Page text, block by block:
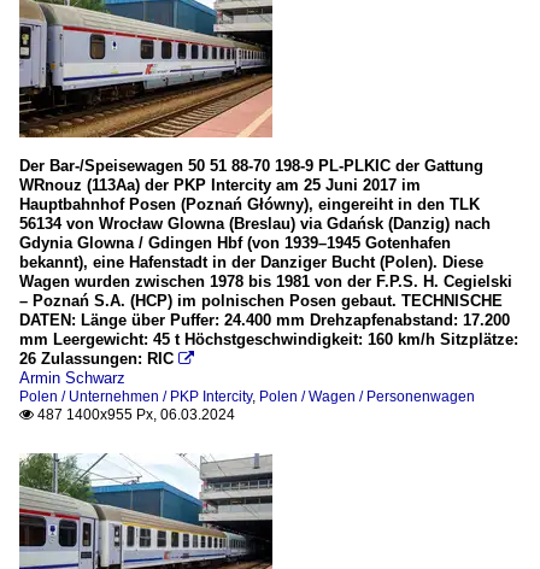
Der Bar-/Speisewagen 50 51 88-70 198-9 PL-PLKIC der Gattung
WRnouz (113Aa) der PKP Intercity am 25 Juni 2017 im
Hauptbahnhof Posen (Poznań Główny), eingereiht in den TLK
56134 von Wrocław Glowna (Breslau) via Gdańsk (Danzig) nach
Gdynia Glowna / Gdingen Hbf (von 1939–1945 Gotenhafen
bekannt), eine Hafenstadt in der Danziger Bucht (Polen). Diese
Wagen wurden zwischen 1978 bis 1981 von der F.P.S. H. Cegielski
– Poznań S.A. (HCP) im polnischen Posen gebaut. TECHNISCHE
DATEN: Länge über Puffer: 24.400 mm Drehzapfenabstand: 17.200
mm Leergewicht: 45 t Höchstgeschwindigkeit: 160 km/h Sitzplätze:
26 Zulassungen: RIC 
Armin Schwarz
Polen / Unternehmen / PKP Intercity, Polen / Wagen / Personenwagen
 487 1400x955 Px, 06.03.2024